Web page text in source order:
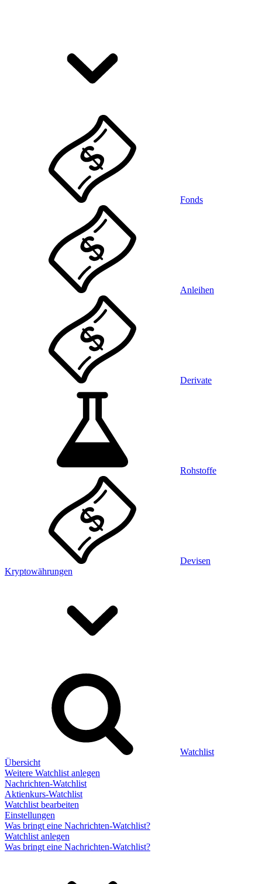
Fonds
Anleihen
Derivate
Rohstoffe
Devisen
Kryptowährungen
Watchlist
Übersicht
Weitere Watchlist anlegen
Nachrichten-Watchlist
Aktienkurs-Watchlist
Watchlist bearbeiten
Einstellungen
Was bringt eine Nachrichten-Watchlist?
Watchlist anlegen
Was bringt eine Nachrichten-Watchlist?